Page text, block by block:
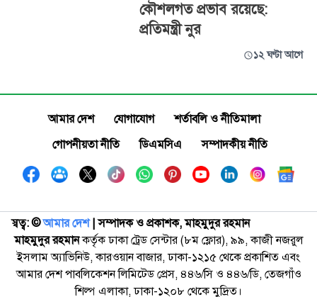
কৌশলগত প্রভাব রয়েছে:
প্রতিমন্ত্রী নুর
১২ ঘণ্টা আগে
আমার দেশ যোগাযোগ
শর্তাবলি ও নীতিমালা
গোপনীয়তা নীতি
ডিএমসিএ সম্পাদকীয় নীতি
স্বত্ব: ©️আমার দেশ| সম্পাদক ও প্রকাশক, মাহমুদুর রহমান
মাহমুদুর রহমানকর্তৃক ঢাকা ট্রেড সেন্টার (৮ম ফ্লোর), ৯৯, কাজী নজরুল
ইসলাম অ্যাভিনিউ, কারওয়ান বাজার, ঢাকা-১২১৫ থেকে প্রকাশিত এবং
আমার দেশ পাবলিকেশন লিমিটেড প্রেস, ৪৪৬/সি ও ৪৪৬/ডি, তেজগাঁও
শিল্প এলাকা, ঢাকা-১২০৮ থেকে মুদ্রিত।